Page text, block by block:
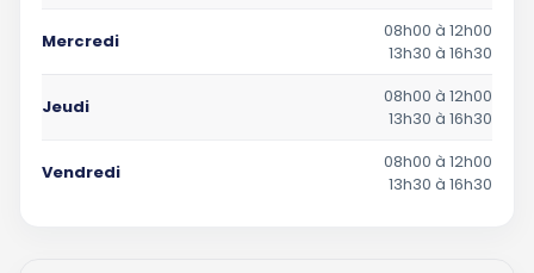
Mercredi
08h00 à 12h00
13h30 à 16h30
Jeudi
08h00 à 12h00
13h30 à 16h30
Vendredi
08h00 à 12h00
13h30 à 16h30